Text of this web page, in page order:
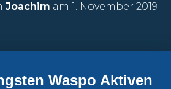
N
A
Joachim am 1. November 2019
Waspo Aktiven